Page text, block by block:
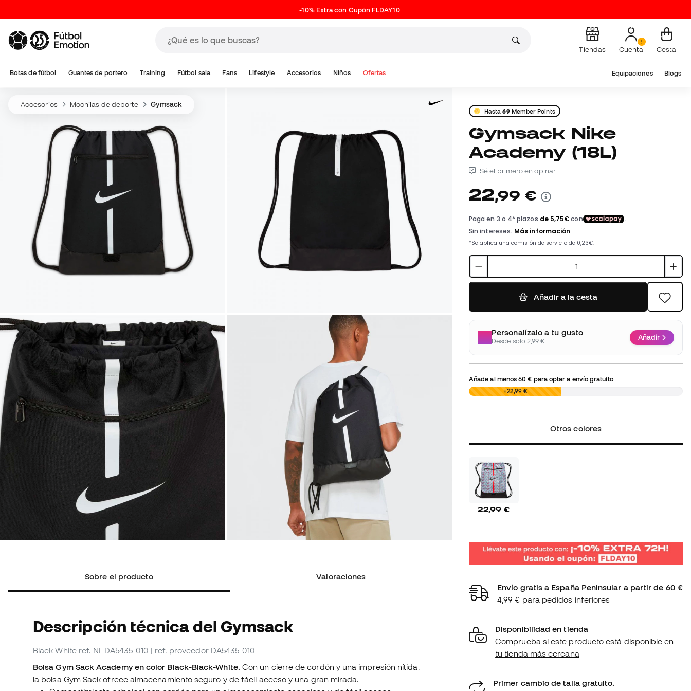
-10% Extra con Cupón FLDAY10
Tiendas Cuenta Cesta
Botas de fútbol Guantes de portero Training Fútbol sala Fans Lifestyle Accesorios Niños Ofertas Equipaciones Blogs
Accesorios Mochilas de deporte Gymsack
Sobre el producto Valoraciones
Descripción técnica del Gymsack
Black-White ref. NI_DA5435-010 | ref. proveedor DA5435-010
Bolsa Gym Sack Academy en color Black-Black-White. Con un cierre de cordón y una impresión nítida,
la bolsa Gym Sack ofrece almacenamiento seguro y de fácil acceso y una gran mirada.
Hasta69Member Points
Gymsack Nike
Academy (18L)
Sé el primero en opinar
22,99 €
Añadir a la cesta
Personalízalo a tu gusto
Desde solo 2,99 € Añadir
Añade al menos60 € para optar a envío gratuito
0,00 € +22,99 €
Otros colores
22,99 €
Envío gratis a España Peninsular a partir de 60 €
4,99 € para pedidos inferiores
Disponibilidad en tienda
Comprueba si este producto está disponible en
tu tienda más cercana
Primer cambio de talla gratuito.